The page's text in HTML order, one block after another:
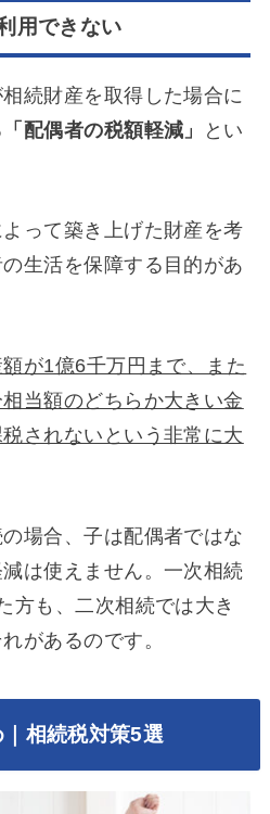
用できない
続財産を取得した場合に
「配偶者の税額軽減」
とい
って築き上げた財産を考
生活を保障する目的があ
が1億6千万円まで、また
当額のどちらか大きい金
されないという非常に大
場合、子は配偶者ではな
は使えません。一次相続
方も、二次相続では大き
があるのです。
相続税対策5選